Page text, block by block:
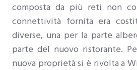
composta da più reti non
connettività fornita era
diverse, una per la parte
parte del nuovo ristorante.
nuova proprietà si è rivolta a